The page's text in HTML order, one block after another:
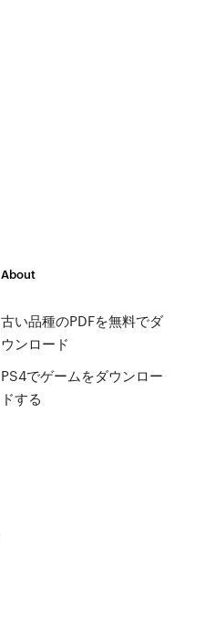
About
古い品種のPDFを無料でダ
ウンロード
PS4でゲームをダウンロー
ドする